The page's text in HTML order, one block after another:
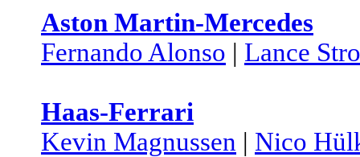
Aston Martin-Mercedes
Fernando Alonso | Lance
Haas-Ferrari
Kevin Magnussen | Nico